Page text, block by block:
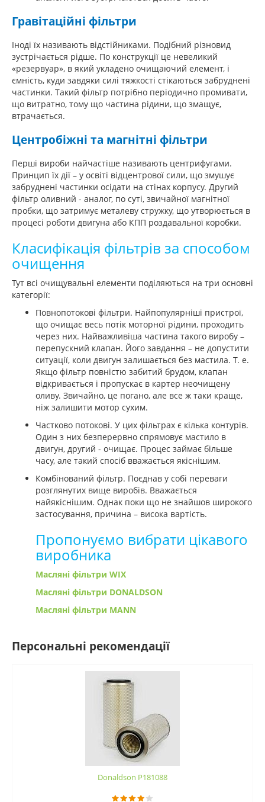
Гравітаційні фільтри
Іноді їх називають відстійниками. Подібний різновид
зустрічається рідше. По конструкції це невеликий
«резервуар», в який укладено очищаючий елемент, і
ємність, куди завдяки силі тяжкості стікаються забруднені
частинки. Такий фільтр потрібно періодично промивати,
що витратно, тому що частина рідини, що змащує,
втрачається.
Центробіжні та магнітні фільтри
Перші вироби найчастіше називають центрифугами.
Принцип їх дії – у освіті відцентрової сили, що змушує
забруднені частинки осідати на стінах корпусу. Другий
фільтр оливний - аналог, по суті, звичайної магнітної
пробки, що затримує металеву стружку, що утворюється в
процесі роботи двигуна або КПП роздавальної коробки.
Класифікація фільтрів за способом
очищення
Тут всі очищувальні елементи поділяються на три основні
категорії:
Повнопотокові фільтри. Найпопулярніші пристрої,
що очищає весь потік моторної рідини, проходить
через них. Найважливіша частина такого виробу –
перепускний клапан. Його завдання – не допустити
ситуації, коли двигун залишається без мастила. Т. е.
Якщо фільтр повністю забитий брудом, клапан
відкривається і пропускає в картер неочищену
оливу. Звичайно, це погано, але все ж таки краще,
ніж залишити мотор сухим.
Частково потокові. У цих фільтрах є кілька контурів.
Один з них безперервно спрямовує мастило в
двигун, другий - очищає. Процес займає більше
часу, але такий спосіб вважається якіснішим.
Комбінований фільтр. Поєднав у собі переваги
розглянутих вище виробів. Вважається
найякіснішим. Однак поки що не знайшов широкого
застосування, причина – висока вартість.
Пропонуємо вибрати цікавого
виробника
Масляні фільтри WIX
Масляні фільтри DONALDSON
Масляні фільтри MANN
Персональні рекомендації
Donaldson P181088